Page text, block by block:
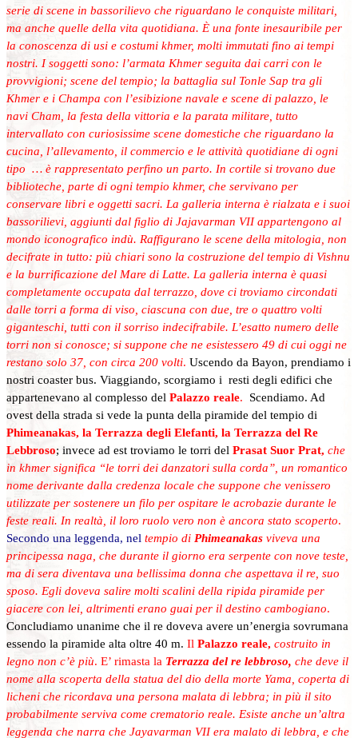
serie di scene in bassorilievo che riguardano le conquiste militari,
ma anche quelle della vita quotidiana. È una fonte inesauribile per
la conoscenza di usi e costumi khmer, molti immutati fino ai tempi
nostri. I soggetti sono: l’armata Khmer seguita dai carri con le
provvigioni; scene del tempio; la battaglia sul Tonle Sap tra gli
Khmer e i Champa con l’esibizione navale e scene di palazzo, le
navi Cham, la festa della vittoria e la parata militare, tutto
intervallato con curiosissime scene domestiche che riguardano la
cucina, l’allevamento, il commercio e le attività quotidiane di ogni
tipo … è rappresentato perfino un parto. In cortile si trovano due
biblioteche, parte di ogni tempio khmer, che servivano per
conservare libri e oggetti sacri. La galleria interna è rialzata e i suoi
bassorilievi, aggiunti dal figlio di Jajavarman VII appartengono al
mondo iconografico indù. Raffigurano le scene della mitologia, non
decifrate in tutto: più chiari sono la costruzione del tempio di Vishnu
e la burrificazione del Mare di Latte. La galleria interna è quasi
completamente occupata dal terrazzo, dove ci troviamo circondati
dalle torri a forma di viso, ciascuna con due, tre o quattro volti
giganteschi, tutti con il sorriso indecifrabile. L’esatto numero delle
torri non si conosce; si suppone che ne esistessero 49 di cui oggi ne
restano solo 37, con circa 200 volti. Uscendo da Bayon, prendiamo i
nostri coaster bus. Viaggiando, scorgiamo i resti degli edifici che
appartenevano al complesso del Palazzo reale. Scendiamo. Ad
ovest della strada si vede la punta della piramide del tempio di
Phimeanakas, la Terrazza degli Elefanti, la Terrazza del Re
Lebbroso; invece ad est troviamo le torri del Prasat Suor Prat, che
in khmer significa “le torri dei danzatori sulla corda”, un romantico
nome derivante dalla credenza locale che suppone che venissero
utilizzate per sostenere un filo per ospitare le acrobazie durante le
feste reali. In realtà, il loro ruolo vero non è ancora stato scoperto.
Secondo una leggenda, nel tempio di Phimeanakas viveva una
principessa naga, che durante il giorno era serpente con nove teste,
ma di sera diventava una bellissima donna che aspettava il re, suo
sposo. Egli doveva salire molti scalini della ripida piramide per
giacere con lei, altrimenti erano guai per il destino cambogiano.
Concludiamo unanime che il re doveva avere un’energia sovrumana
essendo la piramide alta oltre 40 m. Il Palazzo reale, costruito in
legno non c’è più. E’ rimasta la Terrazza del re lebbroso, che deve il
nome alla scoperta della statua del dio della morte Yama, coperta di
licheni che ricordava una persona malata di lebbra; in più il sito
probabilmente serviva come crematorio reale. Esiste anche un’altra
leggenda che narra che Jayavarman VII era malato di lebbra, e che